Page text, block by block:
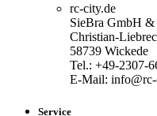
rc-city.de
SieBra GmbH
Christian-
58739 Wickede
Tel.: +49-2307-
E-Mail:
Service